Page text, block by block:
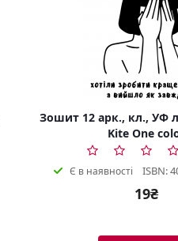
Зошит 12 арк., кл., УФ
Kite One
Є в наявності ISBN:
19₴